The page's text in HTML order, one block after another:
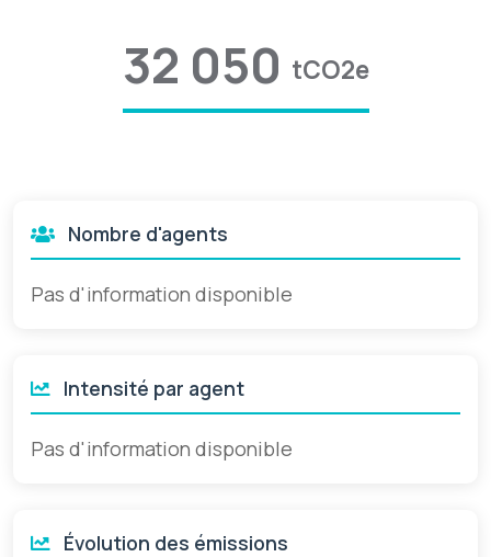
32 050 tCO2e
Nombre d'agents
Pas d'information disponible
Intensité par agent
Pas d'information disponible
Évolution des émissions